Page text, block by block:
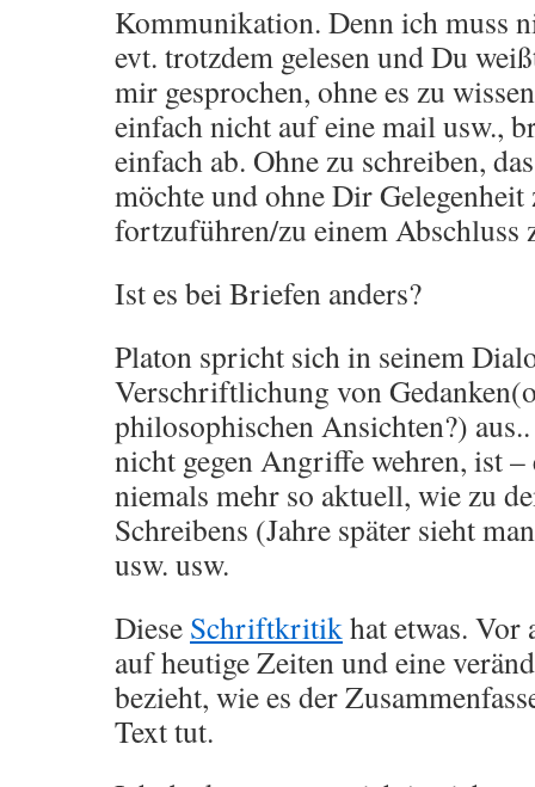
Kommunikation. Denn ich muss
evt. trotzdem gelesen und Du
mir gesprochen, ohne es zu
einfach nicht auf eine mail usw.,
einfach ab. Ohne zu schreiben,
möchte und ohne Dir Gelegenheit
fortzuführen/zu einem
Ist es bei Briefen anders?
Platon spricht sich in seinem
Verschriftlichung von
philosophischen Ansichten?)
nicht gegen Angriffe wehren, ist
niemals mehr so aktuell, wie zu
Schreibens (Jahre später sieht
usw. usw.
Diese Schriftkritikhat etwas. Vor
auf heutige Zeiten und eine
bezieht, wie es der
Text tut.